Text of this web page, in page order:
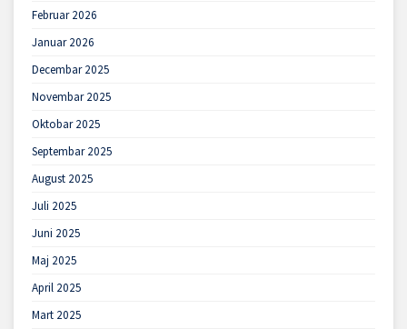
Februar 2026
Januar 2026
Decembar 2025
Novembar 2025
Oktobar 2025
Septembar 2025
August 2025
Juli 2025
Juni 2025
Maj 2025
April 2025
Mart 2025